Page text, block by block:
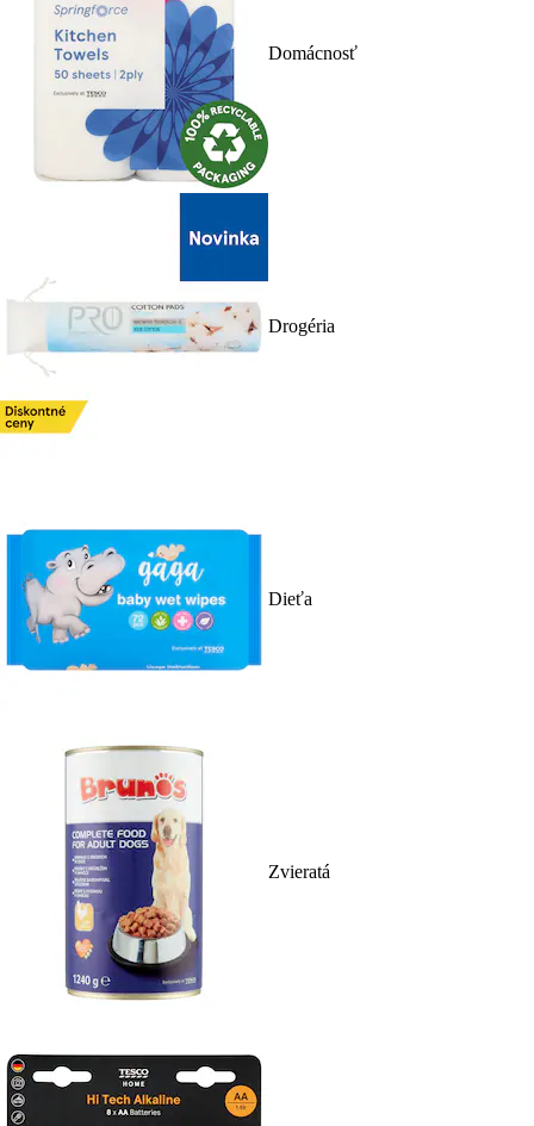
Domácnosť
Drogéria
Dieťa
Zvieratá